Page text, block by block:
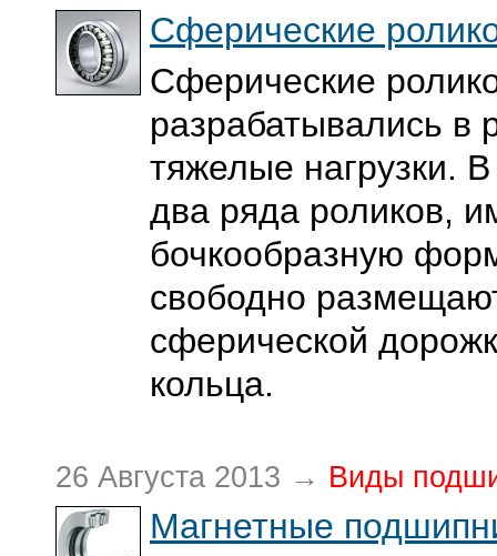
Сферические
Сферические
разрабатывались в
тяжелые нагрузки.
два ряда роликов,
бочкообразную
свободно
сферической
кольца.
26 Августа 2013 → Виды
Магнетные